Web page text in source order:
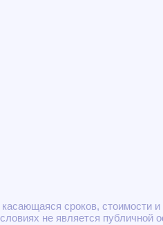
сроков, стоимости и
не является